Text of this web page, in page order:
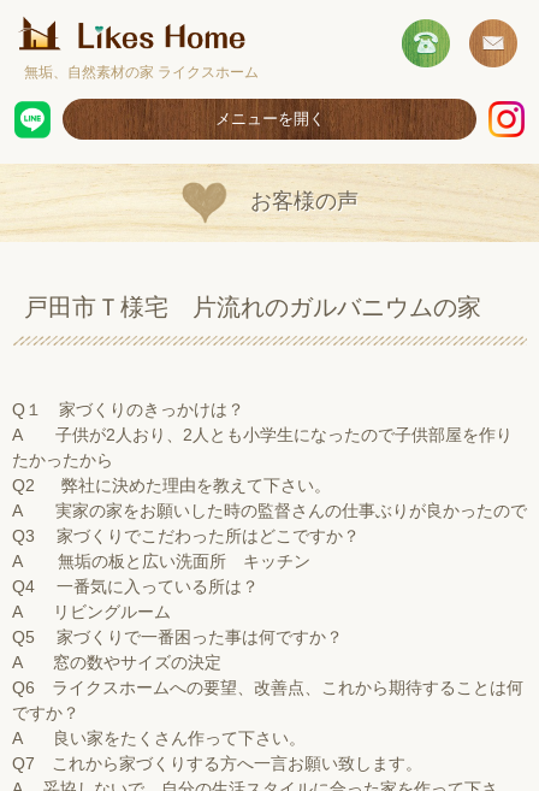
無垢、自然素材の家 ライクスホーム
メニューを開く
ホーム
コンセプト
取扱商品
ショールームのご案内
採用情報
お客様の声
戸田市Ｔ様宅 片流れのガルバニウムの家
Q１ 家づくりのきっかけは？
A 子供が2人おり、2人とも小学生になったので子供部屋を作り
たかったから
Q2 弊社に決めた理由を教えて下さい。
A 実家の家をお願いした時の監督さんの仕事ぶりが良かったので
Q3 家づくりでこだわった所はどこですか？
A 無垢の板と広い洗面所 キッチン
Q4 一番気に入っている所は？
A リビングルーム
Q5 家づくりで一番困った事は何ですか？
A 窓の数やサイズの決定
Q6 ライクスホームへの要望、改善点、これから期待することは何
ですか？
A 良い家をたくさん作って下さい。
Q7 これから家づくりする方へ一言お願い致します。